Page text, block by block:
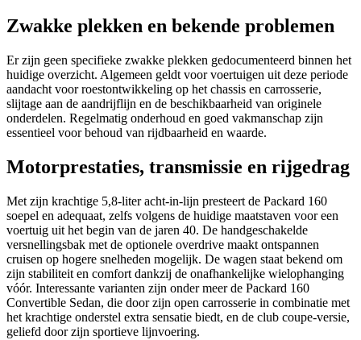
Zwakke plekken en bekende problemen
Er zijn geen specifieke zwakke plekken gedocumenteerd binnen het
huidige overzicht. Algemeen geldt voor voertuigen uit deze periode
aandacht voor roestontwikkeling op het chassis en carrosserie,
slijtage aan de aandrijflijn en de beschikbaarheid van originele
onderdelen. Regelmatig onderhoud en goed vakmanschap zijn
essentieel voor behoud van rijdbaarheid en waarde.
Motorprestaties, transmissie en rijgedrag
Met zijn krachtige 5,8-liter acht-in-lijn presteert de Packard 160
soepel en adequaat, zelfs volgens de huidige maatstaven voor een
voertuig uit het begin van de jaren 40. De handgeschakelde
versnellingsbak met de optionele overdrive maakt ontspannen
cruisen op hogere snelheden mogelijk. De wagen staat bekend om
zijn stabiliteit en comfort dankzij de onafhankelijke wielophanging
vóór. Interessante varianten zijn onder meer de Packard 160
Convertible Sedan, die door zijn open carrosserie in combinatie met
het krachtige onderstel extra sensatie biedt, en de club coupe-versie,
geliefd door zijn sportieve lijnvoering.